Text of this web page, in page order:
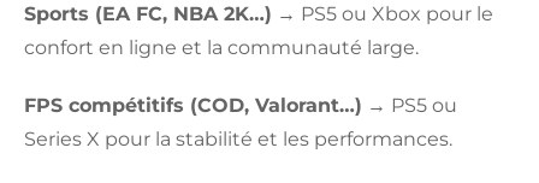
Sports (EA FC, NBA 2K…) → PS5 ou Xbox pour le
confort en ligne et la communauté large.
FPS compétitifs (COD, Valorant…) → PS5 ou
Series X pour la stabilité et les performances.